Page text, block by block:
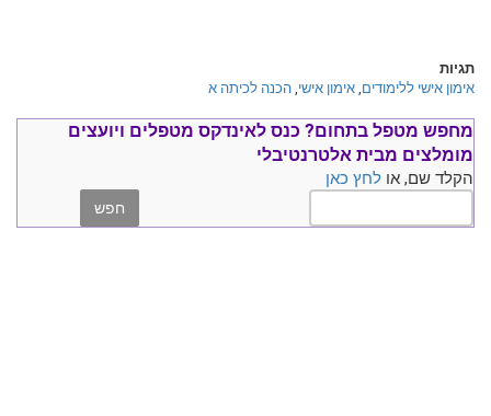
תגיות
אימון אישי ללימודים, אימון אישי, הכנה לכיתה א
מחפש מטפל בתחום? כנס לאינדקס מטפלים ויועצים
מומלצים מבית אלטרנטיבלי
הקלד שם, או לחץ כאן